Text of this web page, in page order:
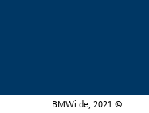
BMWi.de, 2021 ©